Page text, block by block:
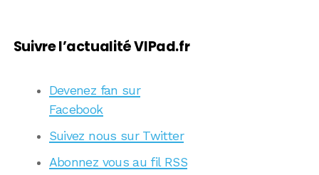
Suivre l’actualité VIPad.fr
Devenez fan sur
Facebook
Suivez nous sur Twitter
Abonnez vous au fil RSS